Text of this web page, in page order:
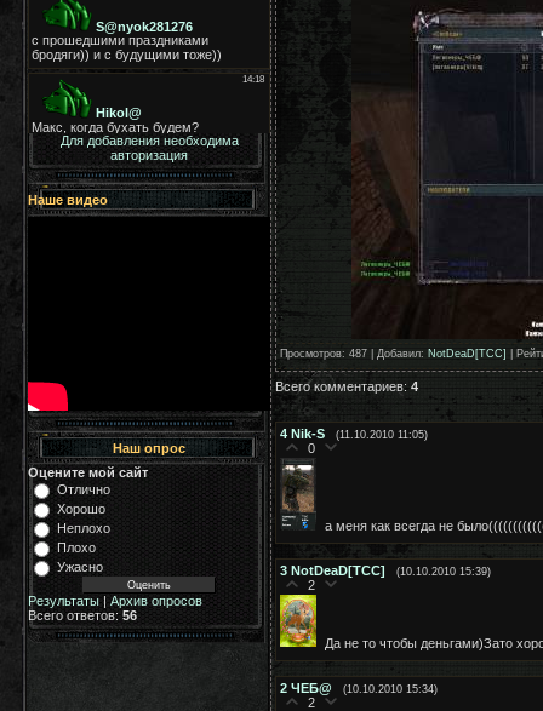
Для добавления необходима
авторизация
Наше видео
Наш опрос
Оцените мой сайт
Отлично
Хорошо
Неплохо
Плохо
Ужасно
Результаты | Архив опросов
Всего ответов: 56
Просмотров: 487 | Добавил: NotDeaD[TCC]
Всего комментариев: 4
4 Nik-S (11.10.2010 11:05)
0
а меня как всегда не
3 NotDeaD[TCC] (10.10.2010 15:39)
2
Да не то чтобы деньгами)Зато
2 ЧЕБ@ (10.10.2010 15:34)
2